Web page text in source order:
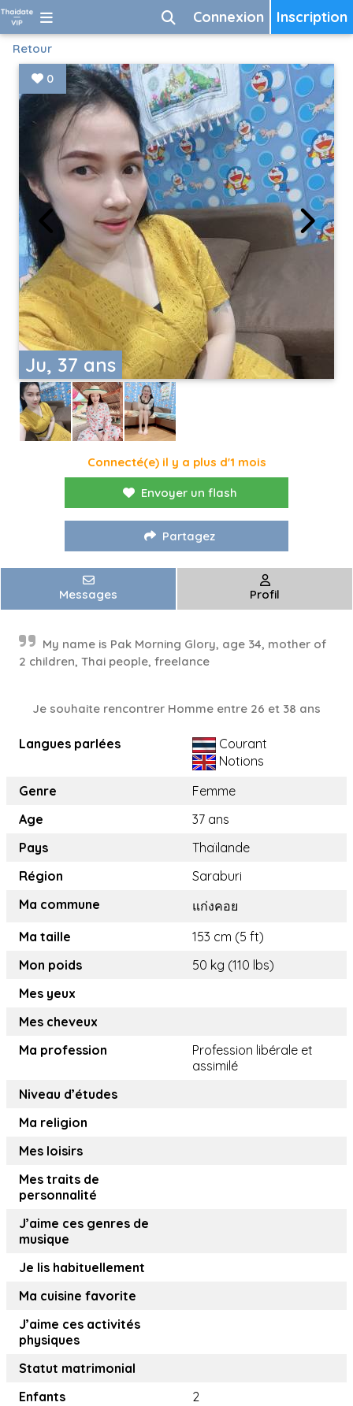
Inscription
Connexion
Retour
Ju, 37 ans
0
Connecté(e) il y a plus d'1 mois
Envoyer un flash
Partagez
Messages Profil
My name is Pak Morning Glory, age 34, mother of
2 children, Thai people, freelance
Je souhaite rencontrer Homme entre 26 et 38 ans
Langues parlées
Courant
Notions
Genre
Femme
Age
37 ans
Pays
Thaïlande
Région
Saraburi
Ma commune
แก่งคอย
Ma taille
153 cm (5 ft)
Mon poids
50 kg (110 lbs)
Mes yeux
Mes cheveux
Ma profession
Profession libérale et
assimilé
Niveau d’études
Ma religion
Mes loisirs
Mes traits de
personnalité
J’aime ces genres de
musique
Je lis habituellement
Ma cuisine favorite
J’aime ces activités
physiques
Statut matrimonial
Enfants
2